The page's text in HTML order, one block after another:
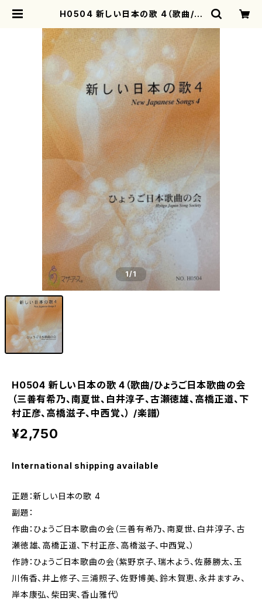
H0504 新しい日本の歌 4（歌曲/ひ
夏世、白井淳子、古瀬徳雄、高橋正道、
下村正彦、高橋滋子、中西覚、） /楽譜）
| motherearth
1/1
H0504 新しい日本の歌 4（歌曲/ひょうご日本歌曲の会
（三善有希乃、南夏世、白井淳子、古瀬徳雄、高橋正道、下
村正彦、高橋滋子、中西覚、） /楽譜）
¥2,750
International shipping available
正題：新しい日本の歌 4
副題：
作曲：ひょうご日本歌曲の会（三善有希乃、南夏世、白井淳子、古
瀬徳雄、高橋正道、下村正彦、高橋滋子、中西覚、）
作詩：ひょうご日本歌曲の会（紫野京子、瑞木よう、佐藤勝太、玉
川侑香、井上修子、三浦照子、佐野博美、鈴木賀恵、永井ますみ、
岸本康弘、柴田実、香山雅代）